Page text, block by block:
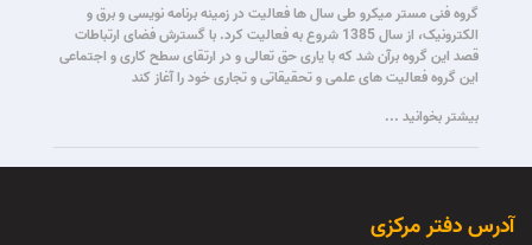
گروه فنی مستر میکرو طی سال ها فعالیت در زمینه برنامه نویسی و برق و
الکترونیک، از سال 1385 شروع به فعالیت کرد. با گسترش فضای ارتباطات
قصد این گروه برآن شد که با یاری حق تعالی و در ارتقای سطح کاری و اجتماعی
این گروه فعالیت های علمی و تحقیقاتی و تجاری خود را آغاز کند
بیشتر بخوانید ...
آدرس دفتر مرکزی